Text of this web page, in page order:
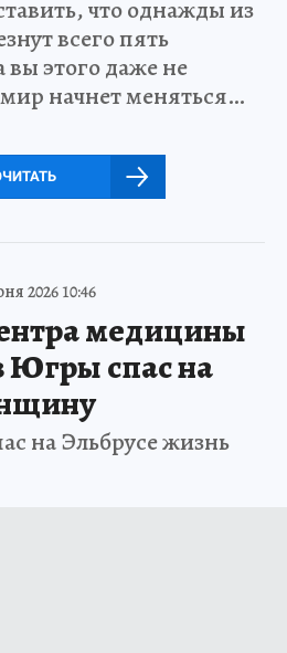
что однажды из
всего пять
вы этого даже не
начнет меняться…
2026 10:46
медицины
Югры спас на
на Эльбрусе жизнь